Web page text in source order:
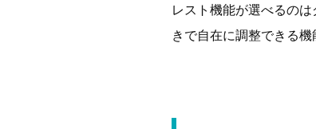
レスト機能が選べるの
きで自在に調整できる